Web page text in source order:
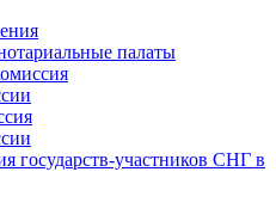
палаты
государств-участников СНГ в